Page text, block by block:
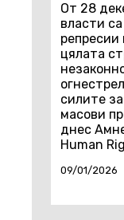
От 28
власти
цялата
силите
масови
днес
Human
09/01/2026